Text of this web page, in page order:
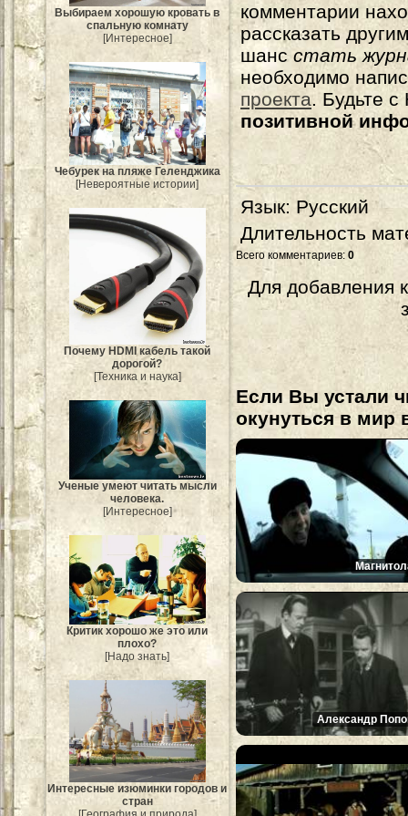
Выбираем хорошую кровать в
спальную комнату
[Интересное]
Чебурек на пляже Геленджика
[Невероятные истории]
Почему HDMI кабель такой
дорогой?
[Техника и наука]
Ученые умеют читать мысли
человека.
[Интересное]
Критик хорошо же это или
плохо?
[Надо знать]
Интересные изюминки городов и
стран
комментарии
рассказать
шанс стать
необходимо
проекта. Будьте
позитивной
Язык: Русский
Длительность
Всего комментариев: 0
Для добавления
Если Вы устали
окунуться в мир
Александр